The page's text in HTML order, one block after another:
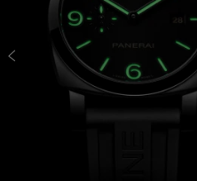
ター、サンドイッチ構造
発光性能がルミノールら
数十年経った今でも、パ
のデザインへの揺るぎな
ールウォッチのベンチマ
明して